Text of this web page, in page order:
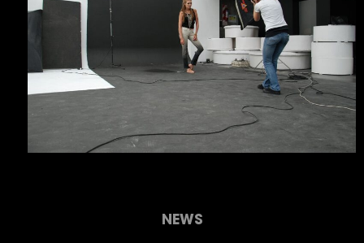
NEWS